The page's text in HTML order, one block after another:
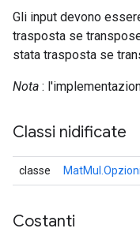
Gli input devono
trasposta se
stata trasposta se
Nota :
Classi nidificate
classe MatMul.Opzioni
Costanti